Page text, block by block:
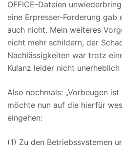
OFFICE-Dateien
eine Erpresser-Forderung gab
auch nicht. Mein weiteres
nicht mehr schildern, der
Nachlässigkeiten war trotz
Kulanz leider nicht
Also nochmals: „Vorbeugen ist
möchte nun auf die hierfür
eingehen:
(1) Zu den Betriebssystemen